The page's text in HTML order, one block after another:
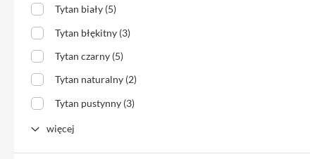
adaptery
Powerbank
iPhone
Słuchawki
iPhone
iPhone
Tytan biały (5)
Tytan błękitny (3)
Tytan czarny (5)
Tytan naturalny (2)
Tytan pustynny (3)
więcej